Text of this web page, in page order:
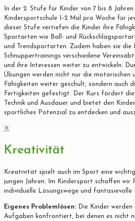
In der 2. Stufe für Kinder von 7 bis 8
Kindersportschule 1–2 Mal pro Woche für
dieser Stufe vertiefen die Kinder ihre
Sportarten wie Ball- und
und Trendsportarten. Zudem haben sie die
Schnuppertrainings verschiedene
und ihre Interessen weiter zu entwickeln.
Übungen werden nicht nur die motorischen
Fähigkeiten weiter geschult, sondern auch
Fertigkeiten gefestigt. Der Kurs fördert die
Technik und Ausdauer und bietet den
sportliches Potenzial zu entdecken und
✕
Kreativität
Kreativität spielt auch im Sport eine
jungen Jahren. Im Kindersport schaffen wir
individuelle Lösungswege und fantasievolle
Eigenes Problemlösen: Die Kinder
Aufgaben konfrontiert, bei denen es nicht